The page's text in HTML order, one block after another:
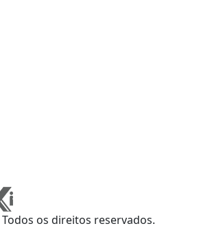
os direitos reservados.